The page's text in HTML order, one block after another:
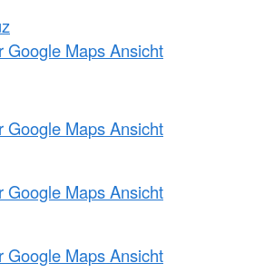
Google Maps Ansicht
Google Maps Ansicht
Google Maps Ansicht
Google Maps Ansicht